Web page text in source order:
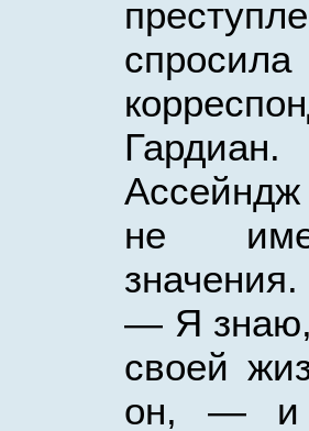
Гардиан.
Ассейндж
не
значения.
— Я знаю,
своей
он, — и